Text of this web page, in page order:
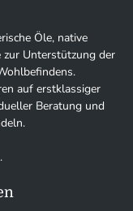
Öle, native
Unterstützung der
auf erstklassiger
Beratung und